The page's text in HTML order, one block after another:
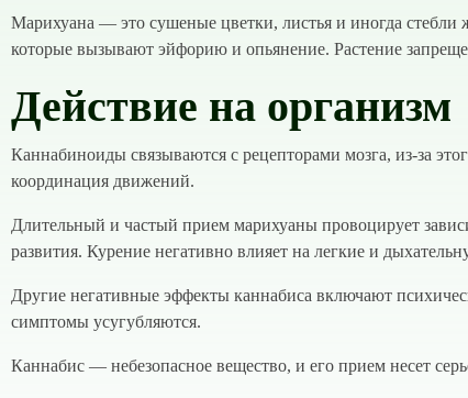
Марихуана — это сушеные цветки, листья и иногда стебли
которые вызывают эйфорию и опьянение. Растение
Действие на организм
Каннабиноиды связываются с рецепторами мозга, из-за
координация движений.
Длительный и частый прием марихуаны провоцирует
развития. Курение негативно влияет на легкие и
Другие негативные эффекты каннабиса включают
симптомы усугубляются.
Каннабис — небезопасное вещество, и его прием несет